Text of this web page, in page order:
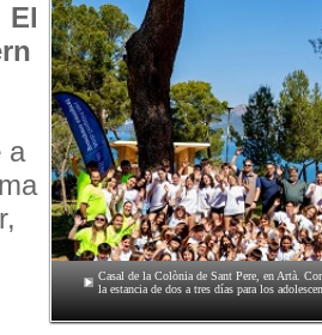
Casal de la Colònia de Sant Pere, en Artà.
la estancia de dos a tres días para los
El
a